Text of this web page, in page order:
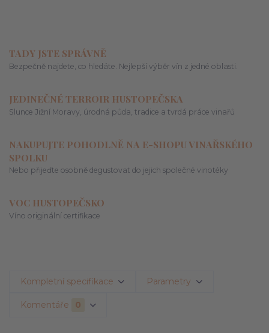
TADY JSTE SPRÁVNĚ
Bezpečně najdete, co hledáte. Nejlepší výběr vín z jedné oblasti.
JEDINEČNÉ TERROIR HUSTOPEČSKA
Slunce Jižní Moravy, úrodná půda, tradice a tvrdá práce vinařů
NAKUPUJTE POHODLNĚ NA E-SHOPU VINAŘSKÉHO
SPOLKU
Nebo přijeďte osobně degustovat do jejich společné vinotéky
VOC HUSTOPEČSKO
Víno originální certifikace
Kompletní specifikace Parametry
Komentáře 0